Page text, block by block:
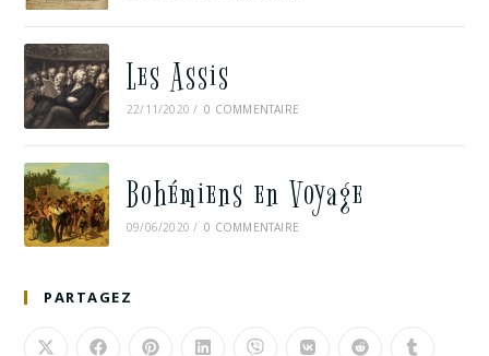
Les Assis
22/11/2020 / 0 COMMENTAIRE
Bohémiens en Voyage
09/06/2020 / 0 COMMENTAIRE
PARTAGEZ